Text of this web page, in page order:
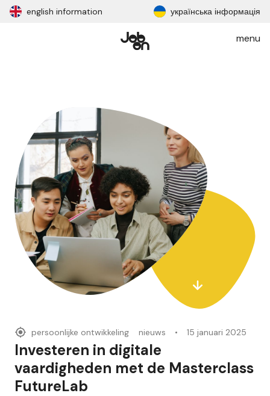
english information українська інформація
menu
persoonlijke ontwikkeling nieuws 15 januari 2025
Investeren in digitale
vaardigheden met de Masterclass
FutureLab